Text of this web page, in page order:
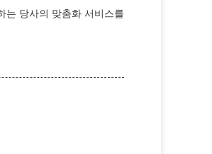
는 당사의 맞춤화 서비스를